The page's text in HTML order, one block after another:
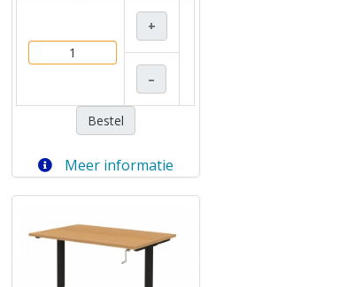
+
–
Bestel
Meer informatie